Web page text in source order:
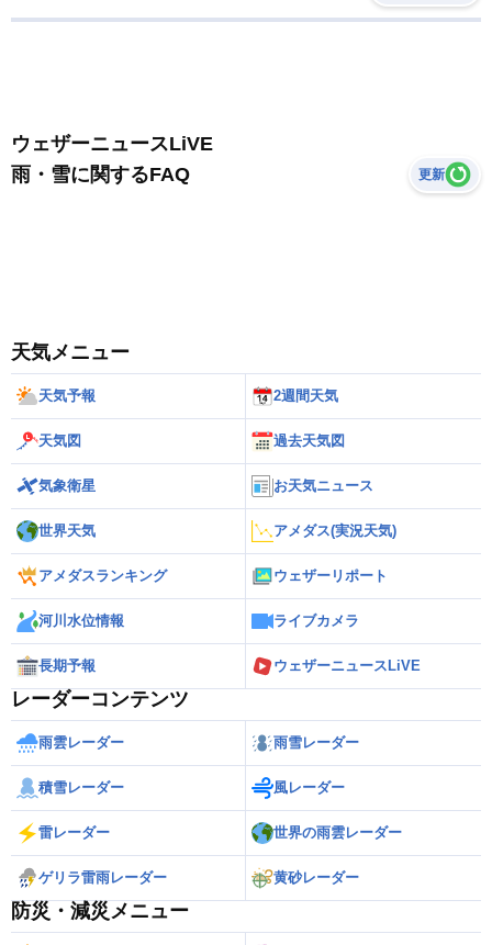
ウェザーニュースLiVE
雨・雪に関するFAQ
更新
天気メニュー
天気予報 2週間天気
天気図 過去天気図
気象衛星 お天気ニュース
世界天気 アメダス(実況天気)
アメダスランキング ウェザーリポート
河川水位情報 ライブカメラ
長期予報 ウェザーニュースLiVE
レーダーコンテンツ
雨雲レーダー 雨雪レーダー
積雪レーダー 風レーダー
雷レーダー 世界の雨雲レーダー
ゲリラ雷雨レーダー 黄砂レーダー
防災・減災メニュー